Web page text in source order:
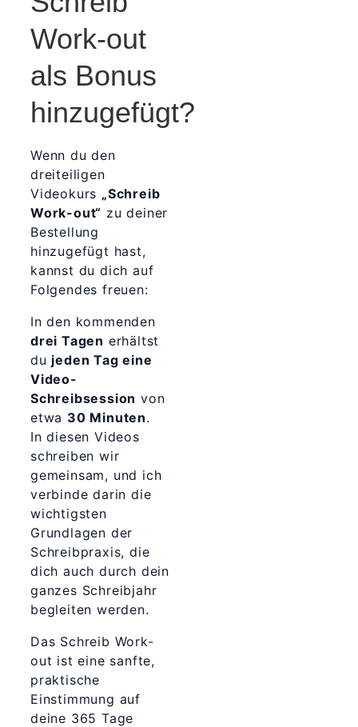
Work-out
als Bonus
hinzugefügt?
Wenn du den
dreiteiligen
Videokurs „Schreib
Work-out“ zu deiner
Bestellung
hinzugefügt hast,
kannst du dich auf
Folgendes freuen:
In den kommenden
drei Tagen erhältst
du jeden Tag eine
Video-
Schreibsession von
etwa 30 Minuten.
In diesen Videos
schreiben wir
gemeinsam, und ich
verbinde darin die
wichtigsten
Grundlagen der
Schreibpraxis, die
dich auch durch dein
ganzes Schreibjahr
begleiten werden.
Das Schreib Work-
out ist eine sanfte,
praktische
Einstimmung auf
deine 365 Tage